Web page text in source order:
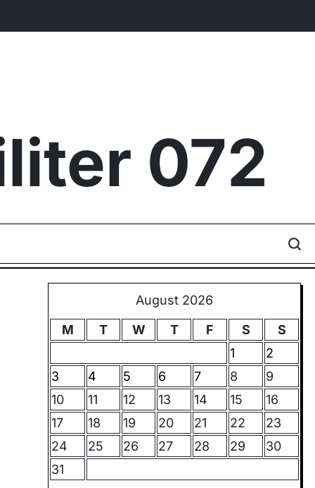
072
August 2026
M
T W T F S
S
1
2
3
4 5 6 7 8
9
10
11 12 13 14 15
16
17
18 19 20 21 22
23
24
25 26 27 28 29
30
31